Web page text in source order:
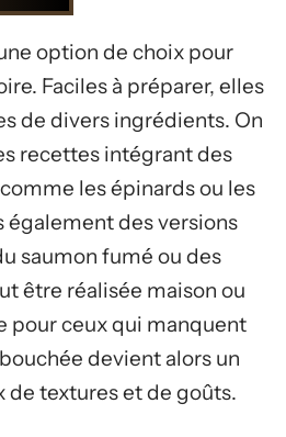
option de choix pour
Faciles à préparer, elles
de divers ingrédients. On
recettes intégrant des
les épinards ou les
également des versions
saumon fumé ou des
être réalisée maison ou
pour ceux qui manquent
devient alors un
de textures et de goûts.